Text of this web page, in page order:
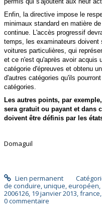
Enfin, la directive impose le
minimaux standard en matière
continue. L'accès progressif
temps, les examinateurs
voitures particulières, qui
et ce n'est qu'après avoir acquis
catégorie d'épreuves et obtenu
d'autres catégories qu'ils
catégories.
Les autres points, par
sera gratuit ou payant et dans
doivent être définis par les
Domaguil
Lien permanent
de conduire,unique,européen,
2006126, 19 janvier 2013,france
0commentaire